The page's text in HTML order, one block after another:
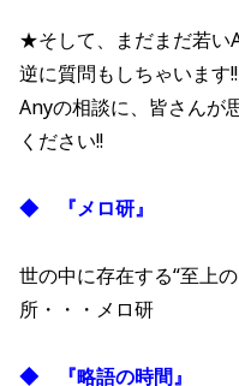
★そして、まだまだ若い
逆に質問もしちゃいます!!
Anyの相談に、皆さんが
ください!!
◆ 『メロ研』
世の中に存在する“至上
所・・・メロ研
◆ 『略語の時間』